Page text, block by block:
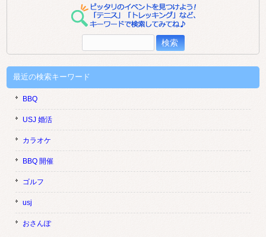
索:
最近の検索キーワード
BBQ
USJ 婚活
カラオケ
BBQ 開催
ゴルフ
usj
おさんぽ